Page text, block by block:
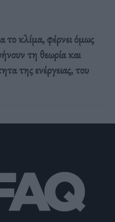
το κλίμα, φέρνει όμως
τη θεωρία και
της ενέργειας, του